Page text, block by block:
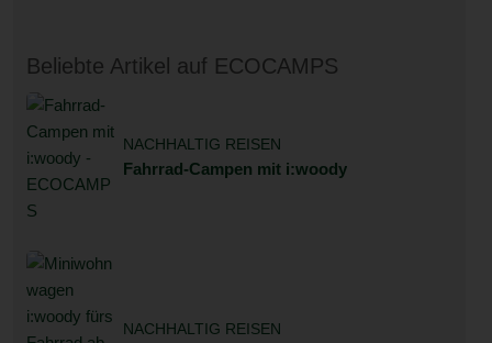
Beliebte Artikel auf ECOCAMPS
NACHHALTIG REISEN
Fahrrad-Campen mit i:woody
NACHHALTIG REISEN